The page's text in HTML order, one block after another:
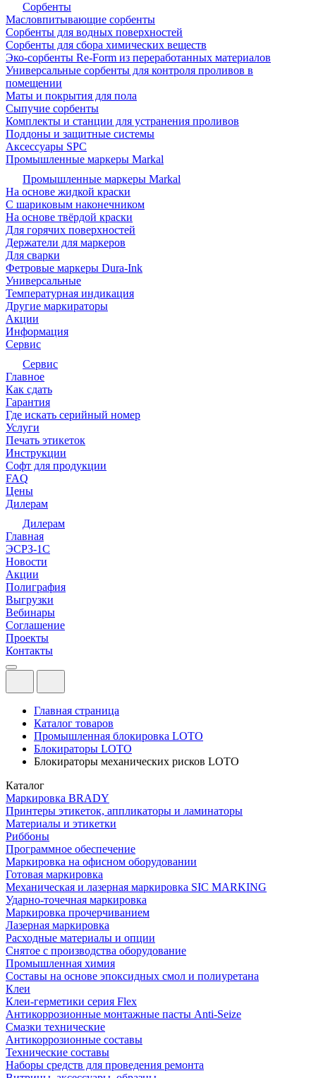
Сорбенты
Масловпитывающие сорбенты
Сорбенты для водных поверхностей
Сорбенты для сбора химических веществ
Эко-сорбенты Re-Form из переработанных материалов
Универсальные сорбенты для контроля проливов в
помещении
Маты и покрытия для пола
Сыпучие сорбенты
Комплекты и станции для устранения проливов
Поддоны и защитные системы
Аксессуары SPC
Промышленные маркеры Markal
Промышленные маркеры Markal
На основе жидкой краски
С шариковым наконечником
На основе твёрдой краски
Для горячих поверхностей
Держатели для маркеров
Для сварки
Фетровые маркеры Dura-Ink
Универсальные
Температурная индикация
Другие маркираторы
Акции
Информация
Сервис
Сервис
Главное
Как сдать
Гарантия
Где искать серийный номер
Услуги
Печать этикеток
Инструкции
Софт для продукции
FAQ
Цены
Дилерам
Дилерам
Главная
ЭСРЗ-1С
Новости
Акции
Полиграфия
Выгрузки
Вебинары
Соглашение
Проекты
Контакты
Главная страница
Каталог товаров
Промышленная блокировка LOTO
Блокираторы LOTO
Блокираторы механических рисков LOTO
Каталог
Маркировка BRADY
Принтеры этикеток, аппликаторы и ламинаторы
Материалы и этикетки
Риббоны
Программное обеспечение
Маркировка на офисном оборудовании
Готовая маркировка
Механическая и лазерная маркировка SIC MARKING
Ударно-точечная маркировка
Маркировка прочерчиванием
Лазерная маркировка
Расходные материалы и опции
Снятое с производства оборудование
Промышленная химия
Составы на основе эпоксидных смол и полиуретана
Клеи
Клеи-герметики серия Flex
Антикоррозионные монтажные пасты Anti-Seize
Смазки технические
Антикоррозионные составы
Технические составы
Наборы средств для проведения ремонта